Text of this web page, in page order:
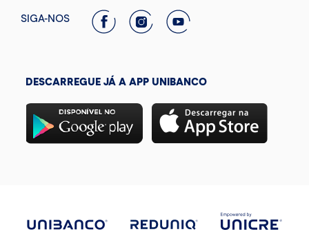
SIGA-NOS
DESCARREGUE JÁ A APP UNIBANCO